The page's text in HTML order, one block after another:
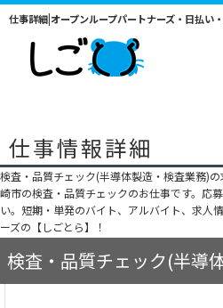
仕事詳細|オープンループパートナーズ・日払い
仕事情報詳細
検査・品質チェック(半導体製造・検査業務)
崎市の検査・品質チェックのお仕事です。応
い。短期・単発のバイト、アルバイト、求人
ーズの【しごとら】！
検査・品質チェック(半導